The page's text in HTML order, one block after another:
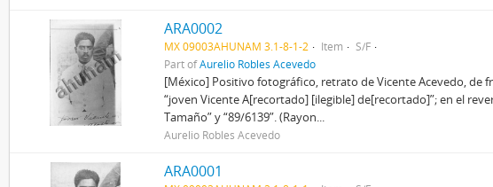
ARA0002
MX 09003AHUNAM 3.1-8-1-2 Item
S/F
Part ofAurelio Robles Acevedo
[México] Positivo fotográfico, retrato de Vicente Acevedo, de
“joven Vicente A[recortado] [ilegible] de[recortado]”; en el
Tamaño” y “89/6139”. (Rayon...
Aurelio Robles Acevedo
ARA0001